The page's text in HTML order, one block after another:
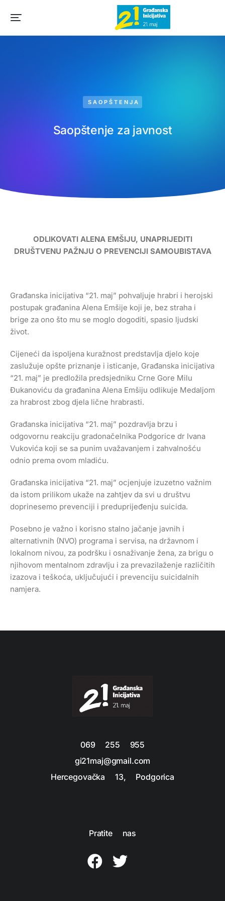
SAOPŠTENJA
Saopštenje za javnost
ODLIKOVATI ALENA EMŠIJU, UNAPRIJEDITI
DRUŠTVENU PAŽNJU O PREVENCIJI SAMOUBISTAVA
Građanska inicijativa “21. maj” pohvaljuje hrabri i herojski
postupak građanina Alena Emšije koji je, bez straha i
brige za ono što mu se moglo dogoditi, spasio ljudski
život.
Cijeneći da ispoljena kuražnost predstavlja djelo koje
zaslužuje opšte priznanje i isticanje, Građanska inicijativa
“21. maj” je predložila predsjedniku Crne Gore Milu
Đukanoviću da građanina Alena Emšiju odlikuje Medaljom
za hrabrost zbog djela lične hrabrasti.
Građanska inicijativa “21. maj” pozdravlja brzu i
odgovornu reakciju gradonačelnika Podgorice dr Ivana
Vukovića koji se sa punim uvažavanjem i zahvalnošću
odnio prema ovom mladiću.
Građanska inicijativa “21. maj” ocjenjuje izuzetno važnim
da istom prilikom ukaže na zahtjev da svi u društvu
doprinesemo prevenciji i preduprijeđenju suicida.
Posebno je važno i korisno stalno jačanje javnih i
alternativnih (NVO) programa i servisa, na državnom i
lokalnom nivou, za podršku i osnaživanje žena, za brigu o
njihovom mentalnom zdravlju i za prevazilaženje različitih
izazova i teškoća, uključujući i prevenciju suicidalnih
namjera.
069 255 955
gi21maj@gmail.com
Hercegovačka 13, Podgorica
Pratite nas